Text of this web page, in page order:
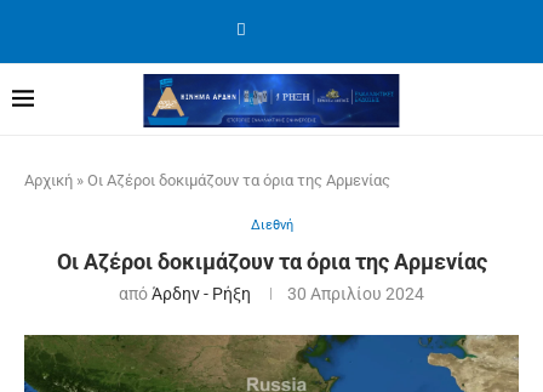
Αρχική » Οι Αζέροι δοκιμάζουν τα όρια της Αρμενίας
Διεθνή
Οι Αζέροι δοκιμάζουν τα όρια της Αρμενίας
απόΆρδην - Ρήξη 30 Απριλίου 2024